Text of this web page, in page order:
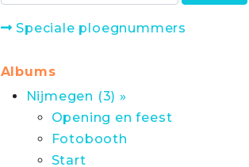
Speciale ploegnummers
Albums
Nijmegen (3) »
Opening en feest
Fotobooth
Start